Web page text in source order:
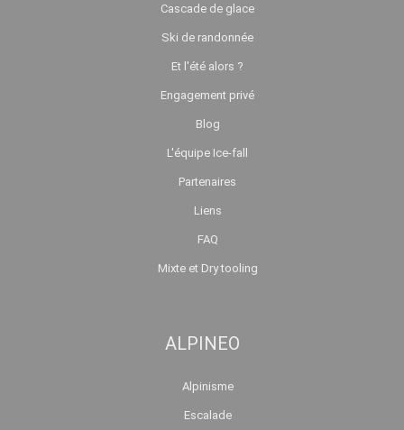
Cascade de glace
Ski de randonnée
Et l'été alors ?
Engagement privé
Blog
L'équipe Ice-fall
Partenaires
Liens
FAQ
Mixte et Dry tooling
ALPINEO
Alpinisme
Escalade